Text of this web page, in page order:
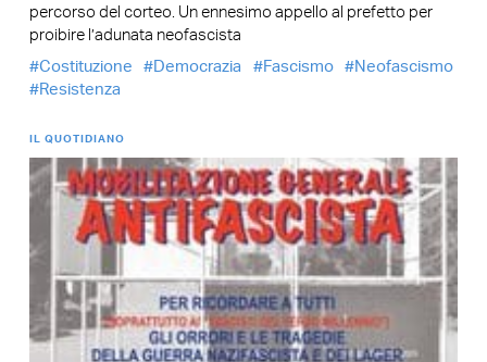
percorso del corteo. Un ennesimo appello al prefetto per
proibire l’adunata neofascista
Costituzione
Democrazia Fascismo
Neofascismo
Resistenza
IL QUOTIDIANO